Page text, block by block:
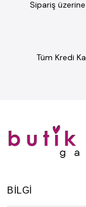
Sipariş
Tüm Kredi
BILGI